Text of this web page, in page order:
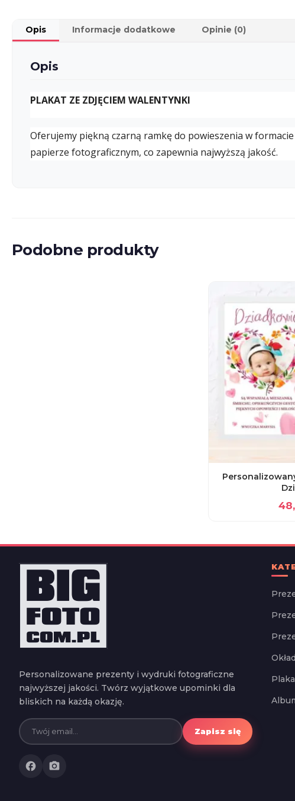
Opis Informacje dodatkowe Opinie (0)
Opis
PLAKAT ZE ZDJĘCIEM WALENTYNKI
Oferujemy piękną czarną ramkę do powieszenia w formacie
papierze fotograficznym, co zapewnia najwyższą jakość.
Podobne produkty
Personalizowane prezenty i wydruki fotograficzne
najwyższej jakości. Twórz wyjątkowe upominki dla
bliskich na każdą okazję.
Zapisz się
facebook photo_camera